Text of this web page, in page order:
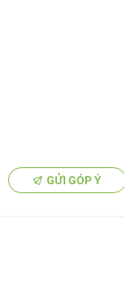
GỬI GÓP Ý